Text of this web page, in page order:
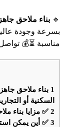
🔹بناء ملاحق
بسرعة وجودة
مناسبة ⏳💰
1 بناء ملاحق
السكنية أو
2 ✅ مزايا بناء
3 ✅ أين يمكن